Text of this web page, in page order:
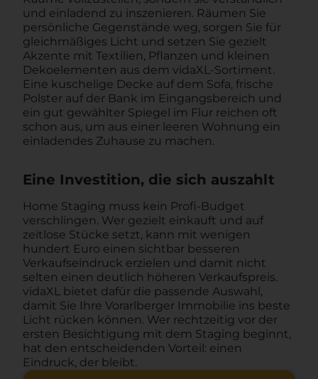
und einladend zu inszenieren. Räumen Sie
persönliche Gegenstände weg, sorgen Sie für
gleichmäßiges Licht und setzen Sie gezielt
Akzente mit Textilien, Pflanzen und kleinen
Dekoelementen aus dem vidaXL-Sortiment.
Eine kuschelige Decke auf dem Sofa, frische
Polster auf der Bank im Eingangsbereich und
ein gut gewählter Spiegel im Flur reichen oft
schon aus, um aus einer leeren Wohnung ein
einladendes Zuhause zu machen.
Eine Investition, die sich auszahlt
Home Staging muss kein Profi-Budget
verschlingen. Wer gezielt einkauft und auf
zeitlose Stücke setzt, kann mit wenigen
hundert Euro einen sichtbar besseren
Verkaufseindruck erzielen und damit nicht
selten einen deutlich höheren Verkaufspreis.
vidaXL bietet dafür die passende Auswahl,
damit Sie Ihre Vorarlberger Immobilie ins beste
Licht rücken können. Wer rechtzeitig vor der
ersten Besichtigung mit dem Staging beginnt,
hat den entscheidenden Vorteil: einen
Eindruck, der bleibt.